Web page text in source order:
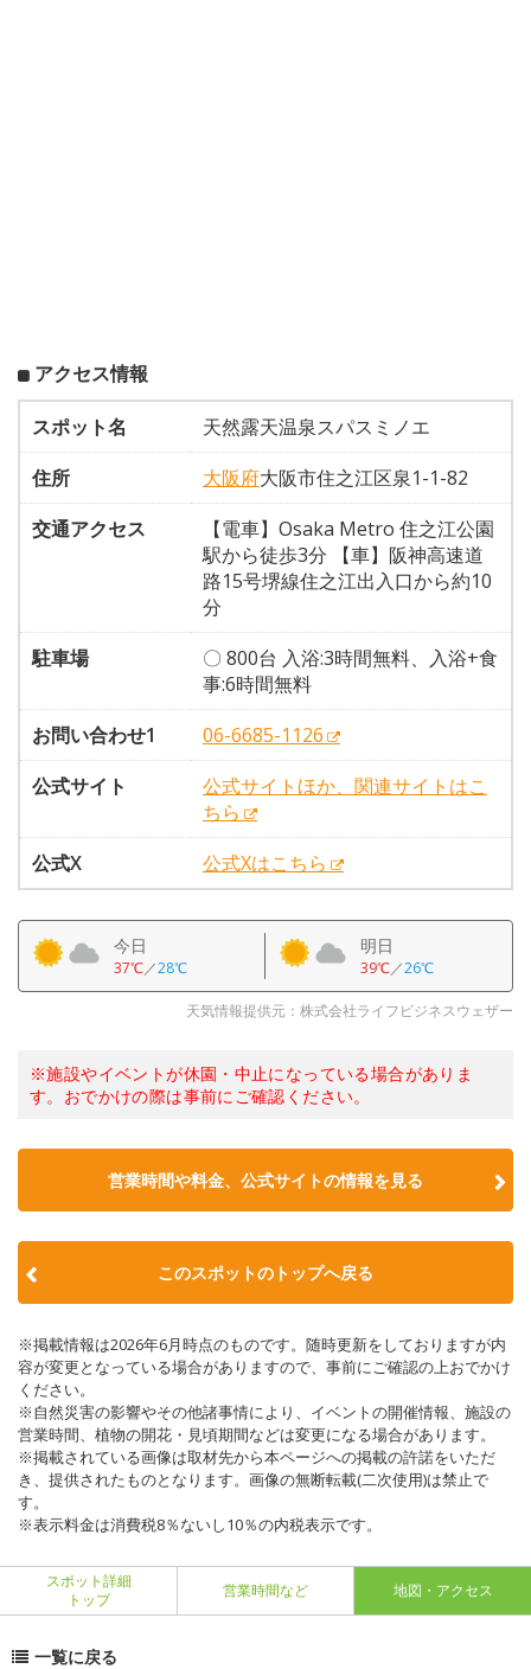
アクセス情報
スポット名
天然露天温泉スパスミノエ
住所
大阪府大阪市住之江区泉1-1-82
交通アクセス
【電車】Osaka Metro 住之江公園
駅から徒歩3分 【車】阪神高速道
路15号堺線住之江出入口から約10
分
駐車場
〇 800台 入浴:3時間無料、入浴+食
事:6時間無料
お問い合わせ1
06-6685-1126
公式サイト
公式サイトほか、関連サイトはこ
ちら
公式X
公式Xはこちら
今日
37℃／28℃
明日
39℃／26℃
天気情報提供元：株式会社ライフビジネスウェザー
※施設やイベントが休園・中止になっている場合がありま
す。おでかけの際は事前にご確認ください。
営業時間や料金、公式サイトの情報を見る
このスポットのトップへ戻る
※掲載情報は2026年6月時点のものです。随時更新をしておりますが内
容が変更となっている場合がありますので、事前にご確認の上おでかけ
ください。
※自然災害の影響やその他諸事情により、イベントの開催情報、施設の
営業時間、植物の開花・見頃期間などは変更になる場合があります。
※掲載されている画像は取材先から本ページへの掲載の許諾をいただ
き、提供されたものとなります。画像の無断転載(二次使用)は禁止で
す。
※表示料金は消費税8％ないし10％の内税表示です。
スポット詳細
トップ
営業時間など 地図・アクセス
一覧に戻る